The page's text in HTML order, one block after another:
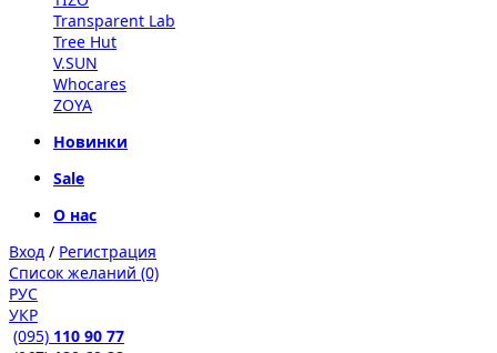
Transparent Lab
Tree Hut
V.SUN
Whocares
ZOYA
Новинки
Sale
О нас
Вход / Регистрация
Список желаний (0)
РУС
УКР
(095) 110 90 77